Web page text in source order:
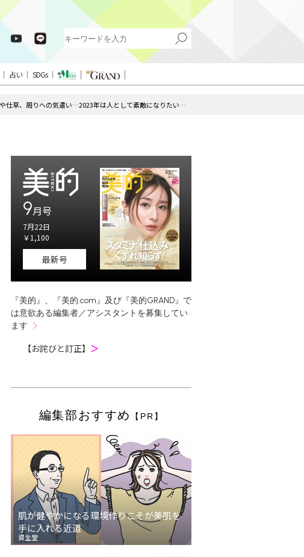
占い SDGs
浜辺美波さん「言葉遣いや仕草、周りへの気遣い…2023年は人として素敵になりたい」｜『美的』3月号スペシャルインタビュー
9月号
7月22日
￥1,100
最新号
『美的』、『美的.com』及び『美的GRAND』で
は意欲ある編集者／アシスタントを募集してい
ます
【お詫びと訂正】 ＞
編集部おすすめ 【PR】
肌が健やかになる環境作りこそが美肌を
手に入れる近道
資生堂